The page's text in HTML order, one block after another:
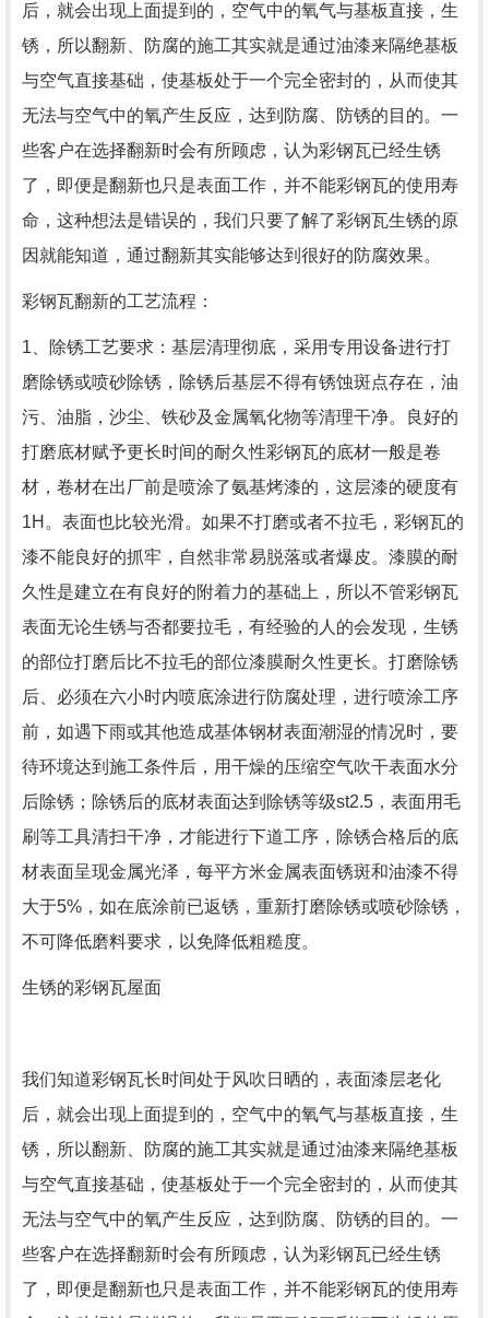
后，就会出现上面提到的，空气中的氧气与基板直接，生
锈，所以翻新、防腐的施工其实就是通过油漆来隔绝基板
与空气直接基础，使基板处于一个完全密封的，从而使其
无法与空气中的氧产生反应，达到防腐、防锈的目的。一
些客户在选择翻新时会有所顾虑，认为彩钢瓦已经生锈
了，即便是翻新也只是表面工作，并不能彩钢瓦的使用寿
命，这种想法是错误的，我们只要了解了彩钢瓦生锈的原
因就能知道，通过翻新其实能够达到很好的防腐效果。
彩钢瓦翻新的工艺流程：
1、除锈工艺要求：基层清理彻底，采用专用设备进行打
磨除锈或喷砂除锈，除锈后基层不得有锈蚀斑点存在，油
污、油脂，沙尘、铁砂及金属氧化物等清理干净。良好的
打磨底材赋予更长时间的耐久性彩钢瓦的底材一般是卷
材，卷材在出厂前是喷涂了氨基烤漆的，这层漆的硬度有
1H。表面也比较光滑。如果不打磨或者不拉毛，彩钢瓦的
漆不能良好的抓牢，自然非常易脱落或者爆皮。漆膜的耐
久性是建立在有良好的附着力的基础上，所以不管彩钢瓦
表面无论生锈与否都要拉毛，有经验的人的会发现，生锈
的部位打磨后比不拉毛的部位漆膜耐久性更长。打磨除锈
后、必须在六小时内喷底涂进行防腐处理，进行喷涂工序
前，如遇下雨或其他造成基体钢材表面潮湿的情况时，要
待环境达到施工条件后，用干燥的压缩空气吹干表面水分
后除锈；除锈后的底材表面达到除锈等级st2.5，表面用毛
刷等工具清扫干净，才能进行下道工序，除锈合格后的底
材表面呈现金属光泽，每平方米金属表面锈斑和油漆不得
大于5%，如在底涂前已返锈，重新打磨除锈或喷砂除锈，
不可降低磨料要求，以免降低粗糙度。
生锈的彩钢瓦屋面
我们知道彩钢瓦长时间处于风吹日晒的，表面漆层老化
后，就会出现上面提到的，空气中的氧气与基板直接，生
锈，所以翻新、防腐的施工其实就是通过油漆来隔绝基板
与空气直接基础，使基板处于一个完全密封的，从而使其
无法与空气中的氧产生反应，达到防腐、防锈的目的。一
些客户在选择翻新时会有所顾虑，认为彩钢瓦已经生锈
了，即便是翻新也只是表面工作，并不能彩钢瓦的使用寿